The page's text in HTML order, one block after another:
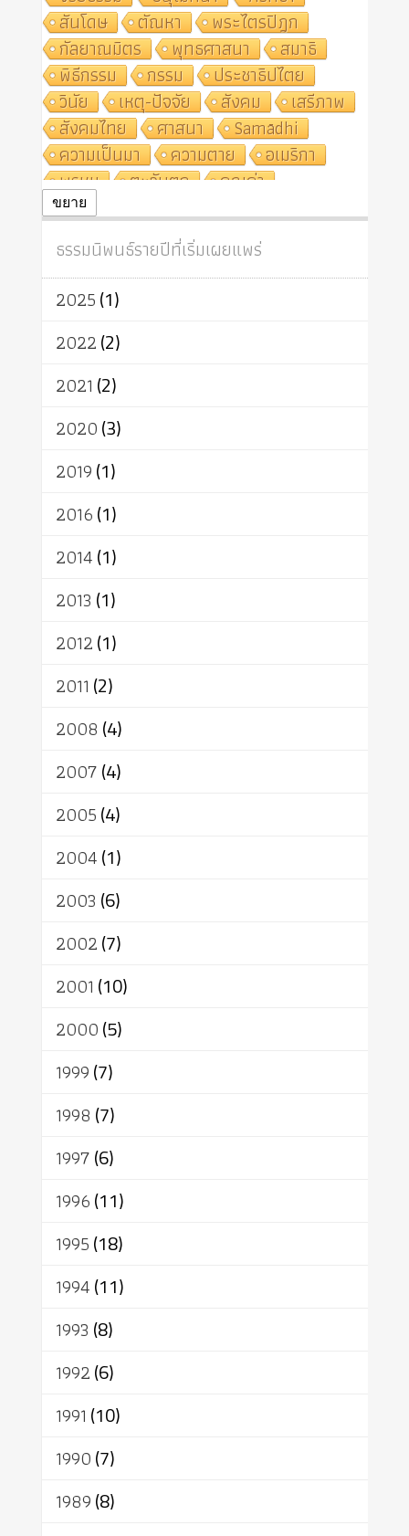
สันโดษ
ตัณหา
พระไตรปิฎก
กัลยาณมิตร
พุทธศาสนา
สมาธิ
พิธีกรรม
กรรม
ประชาธิปไตย
วินัย
เหตุ-ปัจจัย สังคม
เสรีภาพ
สังคมไทย
ศาสนา
Samādhi
ความเป็นมา
ความตาย
อเมริกา
พรหม
ตะวันตก
คุณค่า
ปฏิจจสมุปบาท
ศาสนาประจำชาติ
อินเดีย
ผู้บริโภค
ธรรมาธิปไตย
จักร
การแยกรัฐกับศาสนา
ธรรมชาติ
เทคโนโลยี
สิทธิ
พุทธบริษัท
อัตถะ
เทวดา
ขยาย
ธรรมนิพนธ์รายปีที่เริ่มเผยแพร่
2025(1)
2022(2)
2021 (2)
2020(3)
2019(1)
2016(1)
2014(1)
2013 (1)
2012(1)
2011 (2)
2008 (4)
2007(4)
2005(4)
2004(1)
2003 (6)
2002(7)
2001 (10)
2000(5)
1999(7)
1998 (7)
1997(6)
1996(11)
1995(18)
1994(11)
1993 (8)
1992(6)
1991 (10)
1990(7)
1989(8)